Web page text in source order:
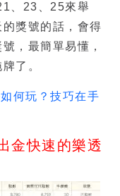
、23、25來舉
獎號的話，會得
，最簡單易懂，
了。
何玩？技巧在手
金快速的樂透